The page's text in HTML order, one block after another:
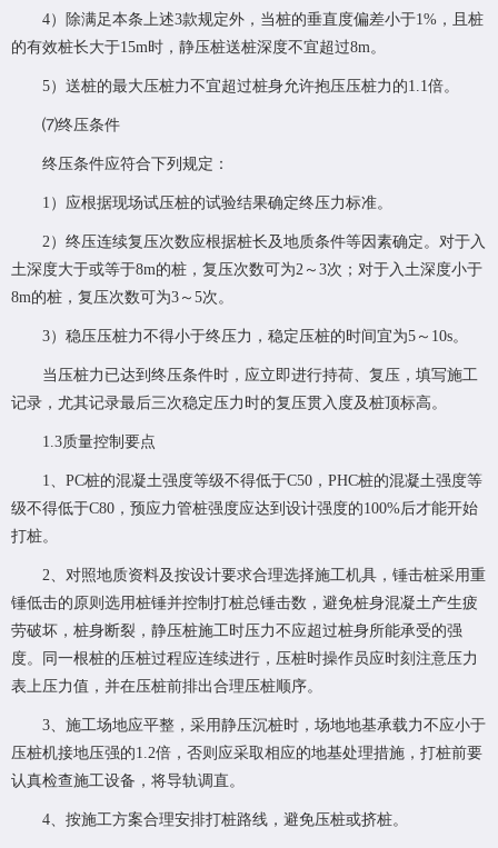
4）除满足本条上述3款规定外，当桩的垂直度偏差小于1%，且桩
的有效桩长大于15m时，静压桩送桩深度不宜超过8m。
5）送桩的最大压桩力不宜超过桩身允许抱压压桩力的1.1倍。
⑺终压条件
终压条件应符合下列规定：
1）应根据现场试压桩的试验结果确定终压力标准。
2）终压连续复压次数应根据桩长及地质条件等因素确定。对于入
土深度大于或等于8m的桩，复压次数可为2～3次；对于入土深度小于
8m的桩，复压次数可为3～5次。
3）稳压压桩力不得小于终压力，稳定压桩的时间宜为5～10s。
当压桩力已达到终压条件时，应立即进行持荷、复压，填写施工
记录，尤其记录最后三次稳定压力时的复压贯入度及桩顶标高。
1.3质量控制要点
1、PC桩的混凝土强度等级不得低于C50，PHC桩的混凝土强度等
级不得低于C80，预应力管桩强度应达到设计强度的100%后才能开始
打桩。
2、对照地质资料及按设计要求合理选择施工机具，锤击桩采用重
锤低击的原则选用桩锤并控制打桩总锤击数，避免桩身混凝土产生疲
劳破坏，桩身断裂，静压桩施工时压力不应超过桩身所能承受的强
度。同一根桩的压桩过程应连续进行，压桩时操作员应时刻注意压力
表上压力值，并在压桩前排出合理压桩顺序。
3、施工场地应平整，采用静压沉桩时，场地地基承载力不应小于
压桩机接地压强的1.2倍，否则应采取相应的地基处理措施，打桩前要
认真检查施工设备，将导轨调直。
4、按施工方案合理安排打桩路线，避免压桩或挤桩。